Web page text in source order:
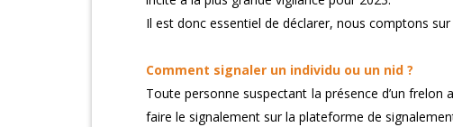
Il est donc essentiel de déclarer, nous comptons sur
Comment signaler un individu ou un nid ?
Toute personne suspectant la présence d’un frelon
faire le signalement sur la plateforme de